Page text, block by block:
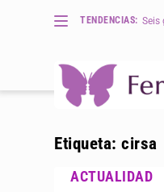
TENDENCIAS: Seis
Etiqueta:cirsa